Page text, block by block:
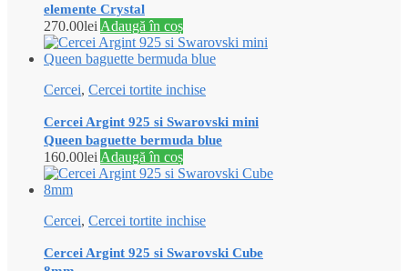
elemente Crystal
270.00lei Adaugă în coș
Cercei, Cercei tortite inchise
Cercei Argint 925 si Swarovski mini
Queen baguette bermuda blue
160.00lei Adaugă în coș
Cercei, Cercei tortite inchise
Cercei Argint 925 si Swarovski Cube